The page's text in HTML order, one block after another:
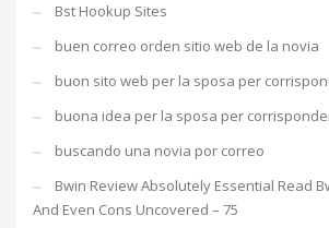
Bst Hookup Sites
buen correo orden sitio web de la novia
buon sito web per la sposa per
buona idea per la sposa per
buscando una novia por correo
Bwin Review Absolutely Essential Read
And Even Cons Uncovered – 75